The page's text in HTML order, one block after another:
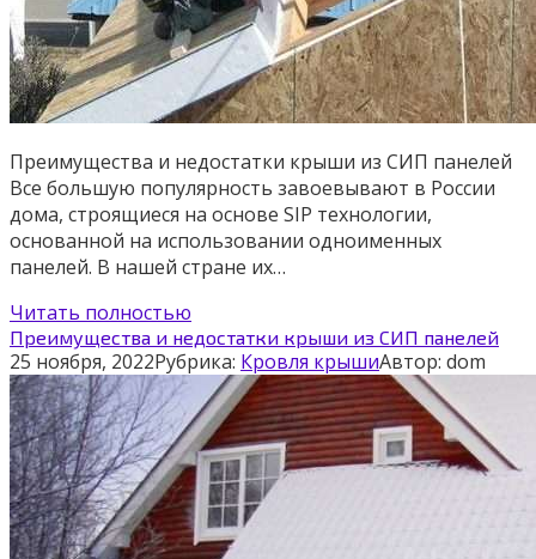
Преимущества и недостатки крыши из СИП панелей
Все большую популярность завоевывают в России
дома, строящиеся на основе SIP технологии,
основанной на использовании одноименных
панелей. В нашей стране их…
Читать полностью
Преимущества и недостатки крыши из СИП панелей
25 ноября, 2022Рубрика: Кровля крышиАвтор: dom